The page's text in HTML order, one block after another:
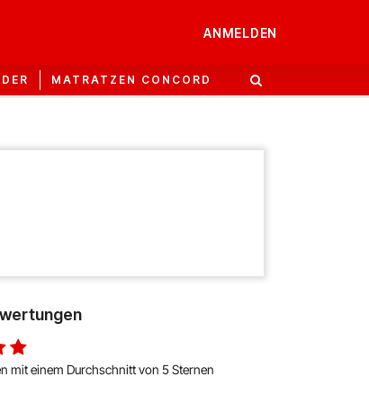
ANMELDEN
MATRATZEN CONCORD
mit einem Durchschnitt von 5 Sternen